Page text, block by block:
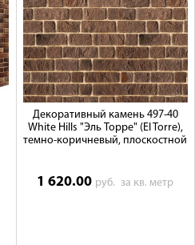
Декоративный камень 497-40
White Hills "Эль Торре" (El Torre),
темно-коричневый, плоскостной
1 620.00 руб.за кв. метр